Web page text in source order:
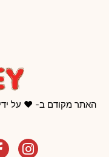
האתר מקודם ב- ❤️ על ידי